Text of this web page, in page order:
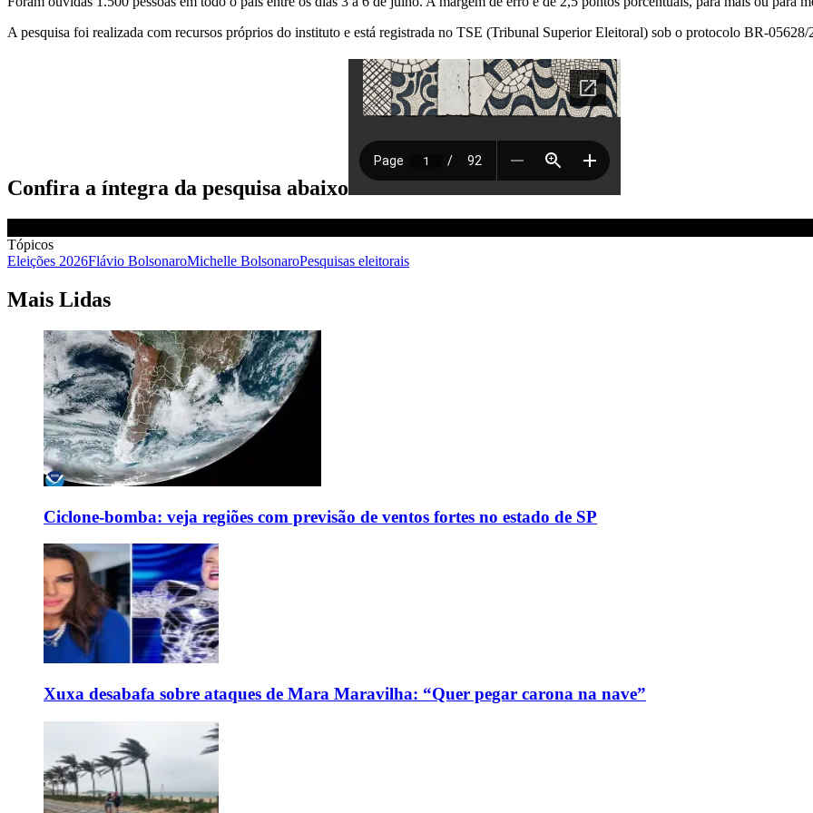
A pesquisa foi realizada com recursos próprios do instituto e está registrada no TSE (Tribunal Superior Eleitoral) sob o protocolo BR-05628/
Confira a íntegra da pesquisa abaixo
Tópicos
Eleições 2026Flávio BolsonaroMichelle BolsonaroPesquisas eleitorais
Mais Lidas
Ciclone-bomba: veja regiões com previsão de ventos fortes no estado de SP
Xuxa desabafa sobre ataques de Mara Maravilha: “Quer pegar carona na nave”